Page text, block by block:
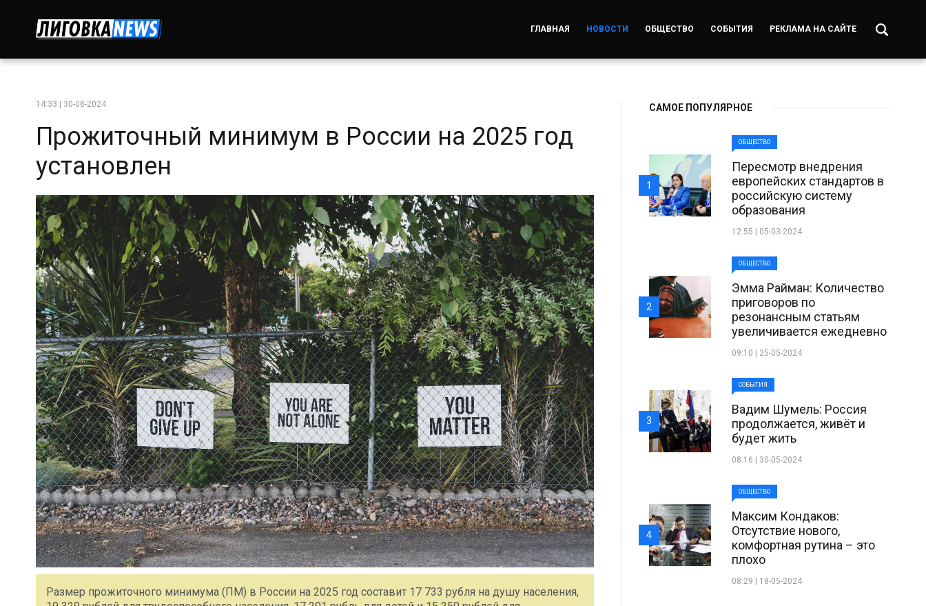
ГЛАВНАЯ НОВОСТИ ОБЩЕСТВО СОБЫТИЯ РЕКЛАМА НА САЙТЕ
14:33 | 30-08-2024
Прожиточный минимум в России на 2025 год
установлен
Размер прожиточного минимума (ПМ) в России на 2025 год составит 17 733 рубля на душу населения,
САМОЕ ПОПУЛЯРНОЕ
ОБЩЕСТВО
Пересмотр внедрения
европейских стандартов в
российскую систему
образования
12:55 | 05-03-2024
1
ОБЩЕСТВО
Эмма Райман: Количество
приговоров по
резонансным статьям
увеличивается ежедневно
09:10 | 25-05-2024
2
СОБЫТИЯ
Вадим Шумель: Россия
продолжается, живёт и
будет жить
08:16 | 30-05-2024
3
ОБЩЕСТВО
Максим Кондаков:
Отсутствие нового,
комфортная рутина – это
плохо
08:29 | 18-05-2024
4